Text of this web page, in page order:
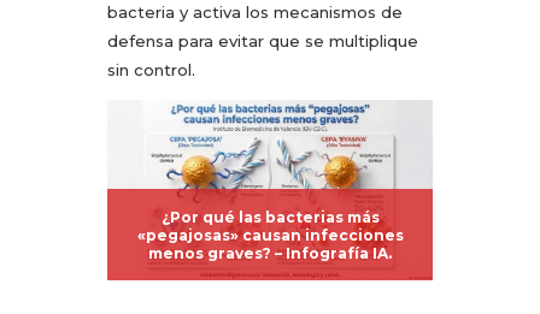
bacteria y activa los mecanismos de
defensa para evitar que se multiplique
sin control.
¿Por qué las bacterias más
«pegajosas» causan infecciones
menos graves? – Infografía IA.